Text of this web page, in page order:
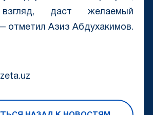
даст желаемый
отметил Азиз Абдухакимов.